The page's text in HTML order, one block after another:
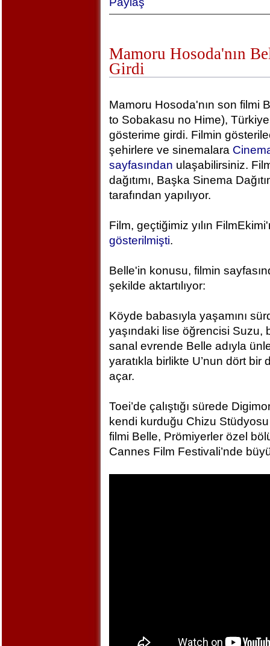
Mamoru Hosoda'nın
Girdi
Mamoru Hosoda'nın son filmi
to Sobakasu no Hime),
gösterime girdi. Filmin
şehirlere ve sinemalara
sayfasından ulaşabilirsiniz.
dağıtımı, Başka Sinema
tarafından yapılıyor.
Film, geçtiğimiz yılın
gösterilmişti.
Belle'in konusu, filmin
şekilde aktartılıyor:
Köyde babasıyla yaşamını
yaşındaki lise öğrencisi Suzu,
sanal evrende Belle adıyla
yaratıkla birlikte U’nun dört
açar.
Toei’de çalıştığı sürede
kendi kurduğu Chizu
filmi Belle, Prömiyerler özel
Cannes Film Festivali’nde